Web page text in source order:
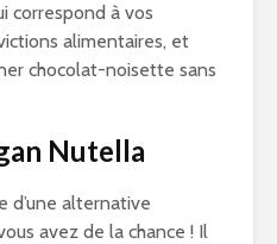
correspond à vos
alimentaires, et
chocolat-noisette sans
Nutella
d’une alternative
avez de la chance ! Il